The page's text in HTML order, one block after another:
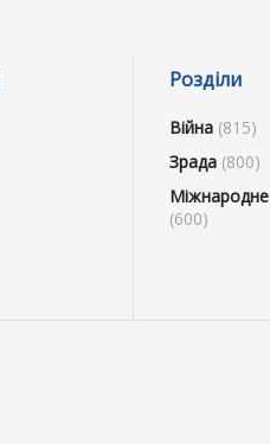
Розділи
Війна (815)
Зрада (800)
Міжнародне
(600)